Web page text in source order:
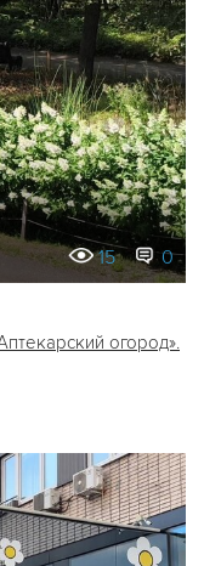
15 0
огород».